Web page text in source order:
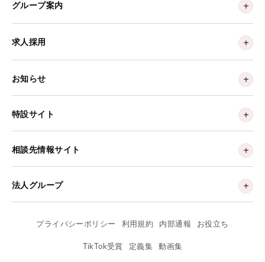
グループ案内
求人採用
お知らせ
特設サイト
相談先情報サイト
法人グループ
プライバシーポリシー 利用規約 内部通報 お役立ち
TikTok受賞 定義集 動画集